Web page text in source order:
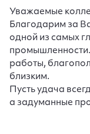
Уважаемые
Благодарим за
одной из самых
работы,
близким.
Пусть удача
а задуманные